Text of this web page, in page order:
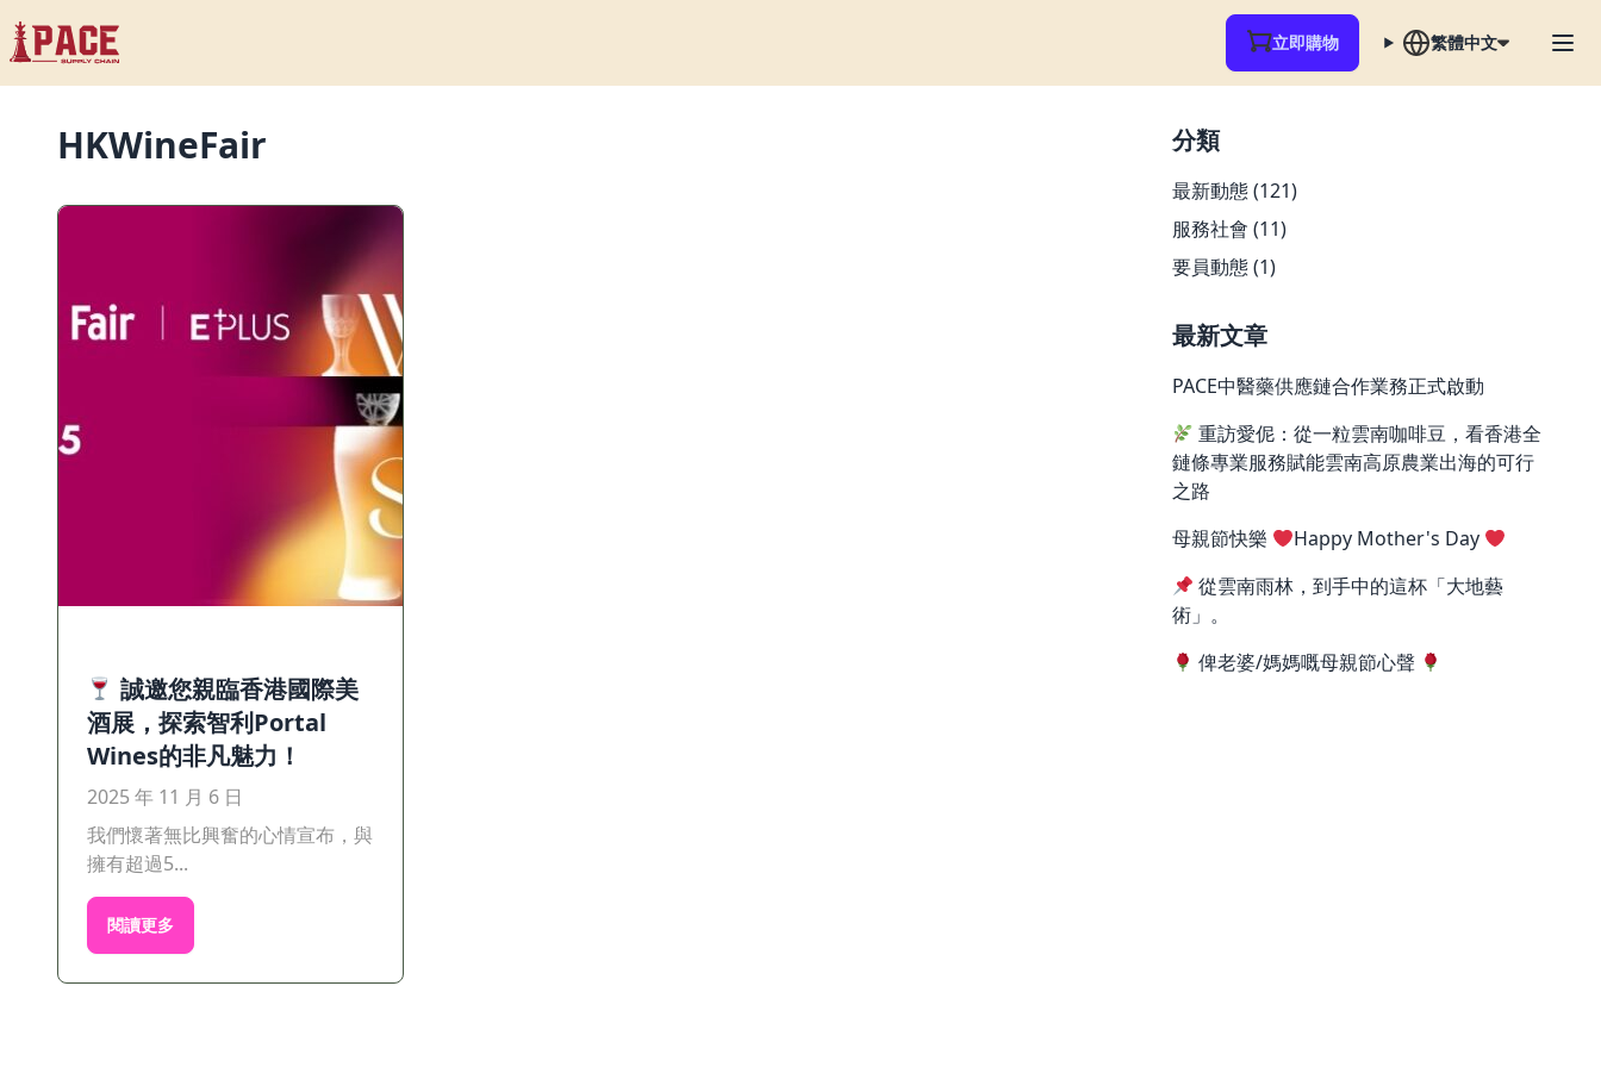
立即購物 繁體中文
HKWineFair
誠邀您親臨香港國際美
酒展，探索智利Portal
Wines的非凡魅力！
2025 年 11 月 6 日
我們懷著無比興奮的心情宣布，與
擁有超過5...
閱讀更多
分類
最新動態(121)
服務社會 (11)
要員動態(1)
最新文章
PACE中醫藥供應鏈合作業務正式啟動
重訪愛伲：從一粒雲南咖啡豆，看香港全
鏈條專業服務賦能雲南高原農業出海的可行
之路
母親節快樂
Happy Mother's Day
從雲南雨林，到手中的這杯「大地藝
術」。
俾老婆/媽媽嘅母親節心聲